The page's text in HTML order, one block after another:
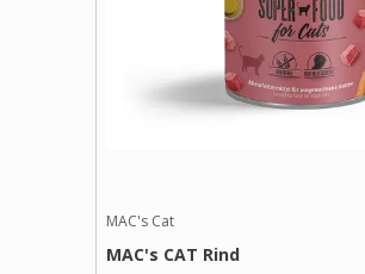
MAC's Cat
MAC's CAT Rind